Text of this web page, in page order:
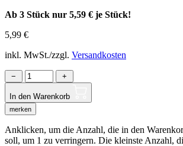
Ab 3 Stück nur 5,59 € je Stück!
5,99 €
inkl. MwSt./zzgl. Versandkosten
− +
In den Warenkorb
merken
Anklicken, um die Anzahl, die in den
soll, um 1 zu verringern. Die kleinste Anzahl,